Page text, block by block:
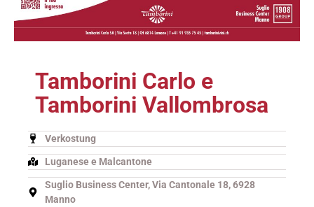
Tamborini Carlo e
Tamborini Vallombrosa
Verkostung
Luganese e Malcantone
Suglio Business Center, Via Cantonale 18, 6928
Manno